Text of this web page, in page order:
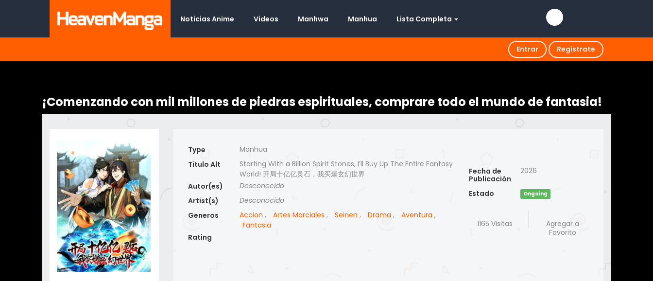
Noticias Anime Videos Manhwa Manhua Lista Completa
Entrar Regístrate
¡Comenzando con mil millones de piedras espirituales, comprare todo el mundo de fantasia!
Type
Manhua
Titulo Alt
Starting With a Billion Spirit Stones, I’ll Buy Up The Entire Fantasy
World! 开局十亿亿灵石，我买爆玄幻世界
Autor(es)
Desconocido
Artist(s)
Desconocido
Generos
Accion , Artes Marciales , Seinen , Drama , Aventura ,
Fantasia
Rating
Fecha de
Publicación
2026
Estado Ongoing
1165 Visitas
Agregar a
Favorito